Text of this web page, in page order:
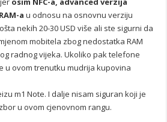
a u odnosu na osnovnu verziju
nekih 20-30 USD više ali ste sigurni da
mobitela zbog nedostatka RAM
radnog vijeka. Ukoliko pak telefone
u ovom trenutku mudrija kupovina
m1 Note. I dalje nisam siguran koji je
u ovom cjenovnom rangu.